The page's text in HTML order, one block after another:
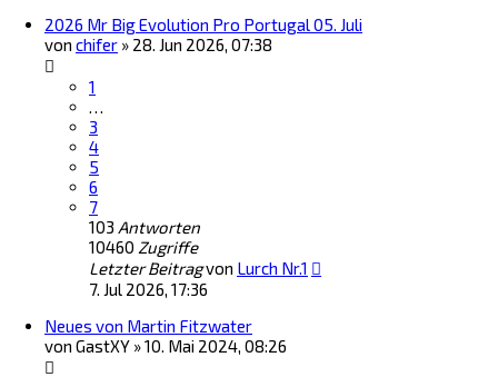
2026 Mr Big Evolution Pro Portugal 05. Juli
von chifer » 28. Jun 2026, 07:38
1
…
3
4
5
6
7
103 Antworten
10460 Zugriffe
Letzter Beitragvon Lurch Nr.1
7. Jul 2026, 17:36
Neues von Martin Fitzwater
von GastXY »10. Mai 2024, 08:26